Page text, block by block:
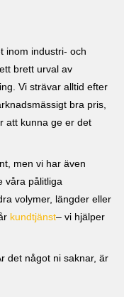
inom industri- och
brett urval av
Vi strävar alltid efter
bra pris,
att kunna ge er det
men vi har även
våra pålitliga
volymer, längder eller
kundtjänst– vi hjälper
det något ni saknar, är